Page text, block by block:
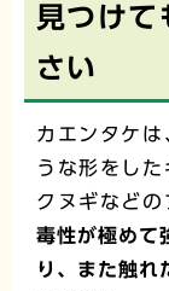
見つけて
さい
カエンタケ
うな形をし
クヌギなどの
毒性が極めて
り、また触れ